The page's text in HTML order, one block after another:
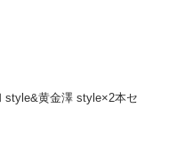
style&黄金澤 style×2本セ